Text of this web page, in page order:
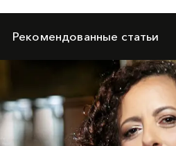
Рекомендованные статьи